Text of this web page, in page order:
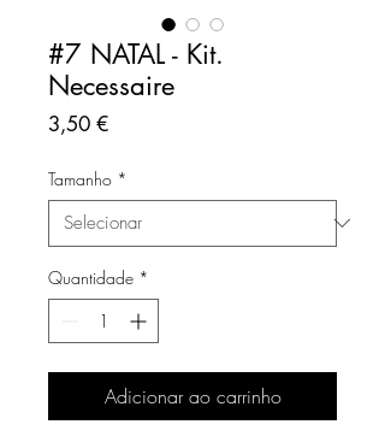
#7 NATAL - Kit.
Necessaire
3,50 €Preço
Tamanho *
Quantidade *
Adicionar ao carrinho